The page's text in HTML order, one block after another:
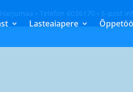
Lasteaiapere Õppetöö
• Telefon 6036170 • E-post